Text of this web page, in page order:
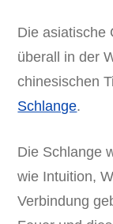
Die asiatische
überall in der
chinesischen
Schlange.
Die Schlange
wie Intuition,
Verbindung